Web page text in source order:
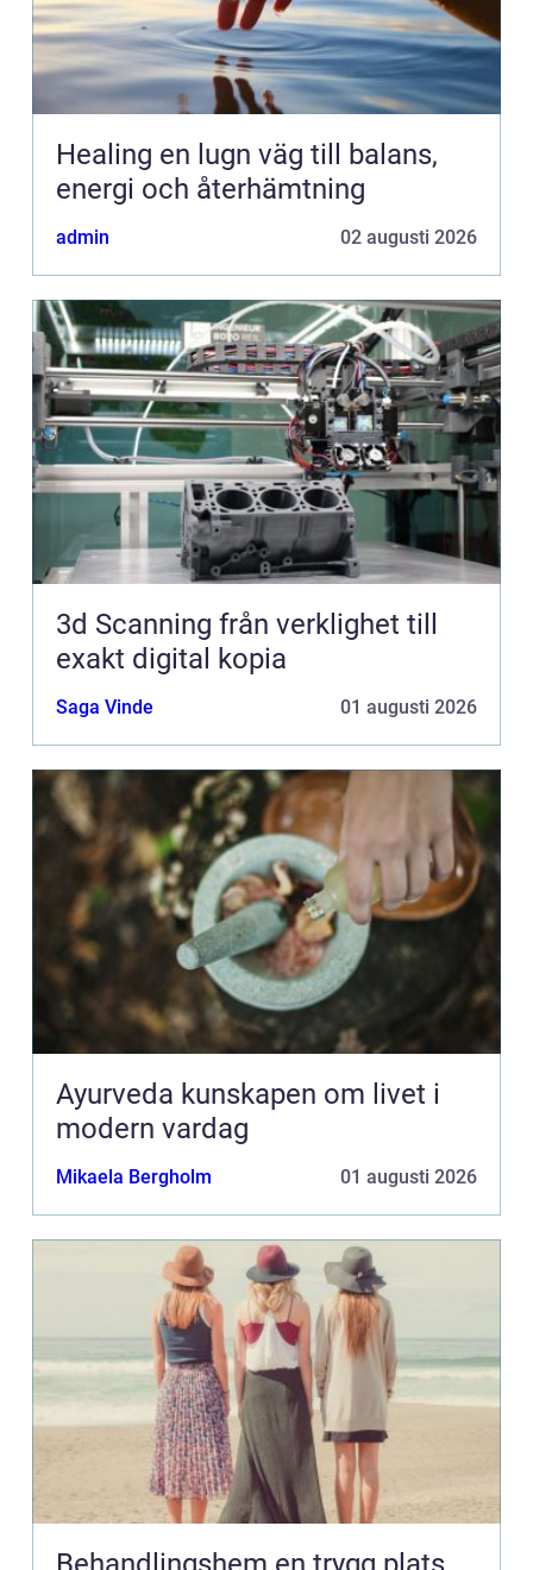
Healing en lugn väg till balans,
energi och återhämtning
admin 02 augusti 2026
3d Scanning från verklighet till
exakt digital kopia
Saga Vinde 01 augusti 2026
Ayurveda kunskapen om livet i
modern vardag
Mikaela Bergholm 01 augusti 2026